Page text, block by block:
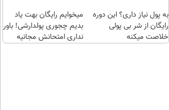
به پول نیاز داری؟ این دوره
رایگان از شر بی پولی
خلاصت میکنه
میخوایم رایگان بهت یاد
بدیم چجوری پولدارشی! باور
نداری امتحانش مجانیه